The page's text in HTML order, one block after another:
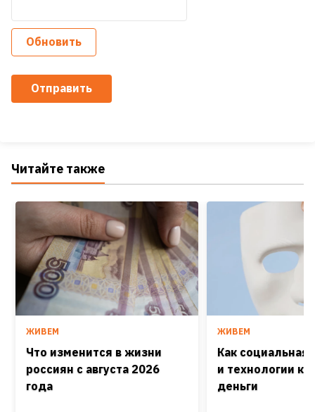
Обновить
Отправить
Читайте также
ЖИВЕМ
Что изменится в жизни
россиян с августа 2026
года
ЖИВЕМ
Как
и технологии
деньги